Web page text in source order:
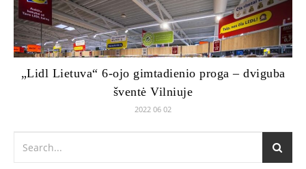
„Lidl Lietuva“ 6-ojo gimtadienio proga – dviguba
šventė Vilniuje
2022 06 02